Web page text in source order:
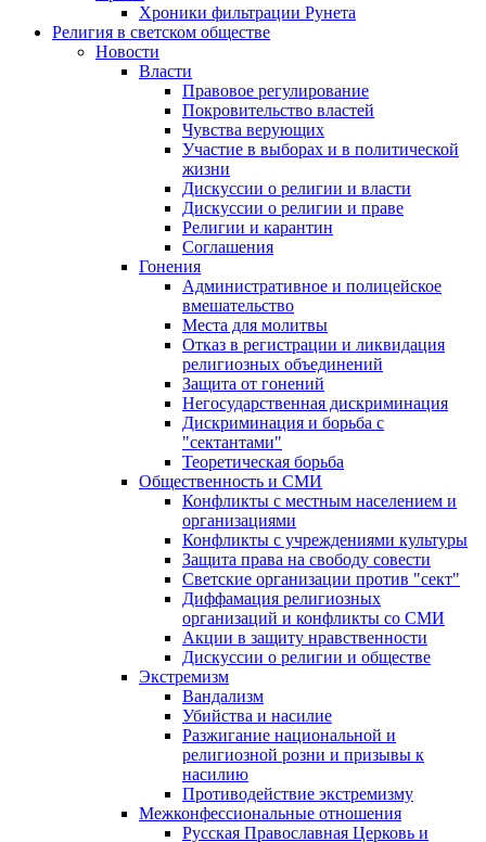
Хроники фильтрации Рунета
Религия в светском обществе
Новости
Власти
Правовое регулирование
Покровительство властей
Чувства верующих
Участие в выборах и в политической
жизни
Дискуссии о религии и власти
Дискуссии о религии и праве
Религии и карантин
Соглашения
Гонения
Административное и полицейское
вмешательство
Места для молитвы
Отказ в регистрации и ликвидация
религиозных объединений
Защита от гонений
Негосударственная дискриминация
Дискриминация и борьба с
"сектантами"
Теоретическая борьба
Общественность и СМИ
Конфликты с местным населением и
организациями
Конфликты с учреждениями культуры
Защита права на свободу совести
Светские организации против "сект"
Диффамация религиозных
организаций и конфликты со СМИ
Акции в защиту нравственности
Дискуссии о религии и обществе
Экстремизм
Вандализм
Убийства и насилие
Разжигание национальной и
религиозной розни и призывы к
насилию
Противодействие экстремизму
Межконфессиональные отношения
Русская Православная Церковь и